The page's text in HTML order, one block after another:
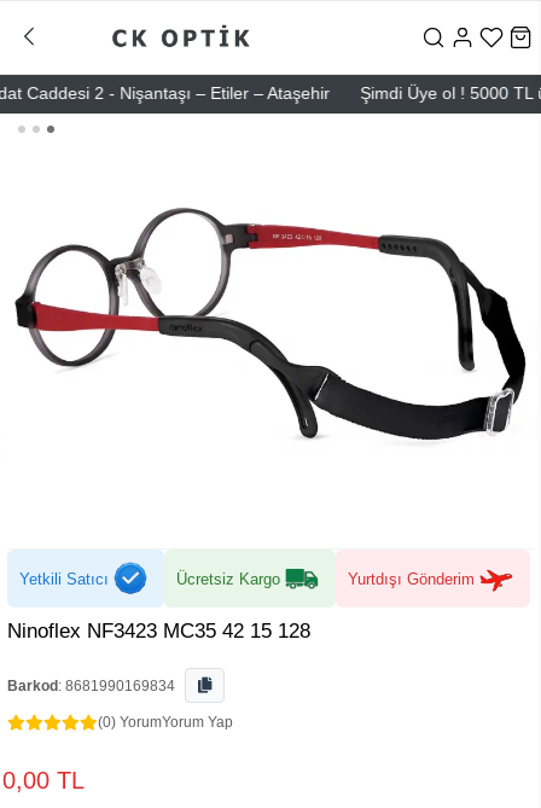
2 - Nişantaşı – Etiler – Ataşehir Şimdi Üye ol ! 5000 TL
Yetkili Satıcı Ücretsiz Kargo Yurtdışı Gönderim
Ninoflex NF3423 MC35 42 15 128
Barkod : 8681990169834
(0) YorumYorum Yap
0,00 TL